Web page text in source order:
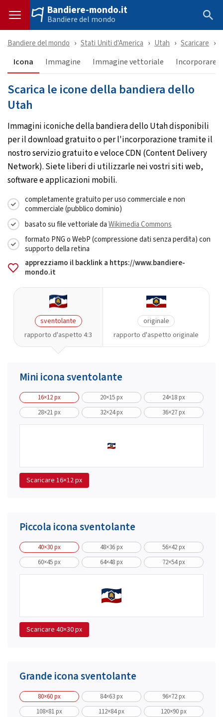
Bandiere-mondo.it
Bandiere del mondo
Bandiere del mondo Stati Uniti d'America Utah Scaricare
Icona Immagine Immagine vettoriale Incorporare
Scarica le icone della bandiera dello
Utah
Immagini iconiche della bandiera dello Utah disponibili
per il download gratuito o per l'incorporazione tramite il
nostro servizio gratuito e veloce CDN (Content Delivery
Network). Siete liberi di utilizzarle nei vostri siti web,
software e applicazioni mobili.
completamente gratuito per uso commerciale e non
commerciale (pubblico dominio)
basato su file vettoriale daWikimedia Commons
formato PNG o WebP (compressione dati senza perdita) con
supporto della retina
apprezziamo il backlink a https://www.bandiere-
mondo.it
sventolante
rapporto d'aspetto 4:3
originale
rapporto d'aspetto originale
Mini icona sventolante
16×12 px 20×15 px
24×18 px
28×21 px
32×24 px 36×27 px
Scaricare 16×12 px
Piccola icona sventolante
40×30 px 48×36 px
56×42 px
60×45 px
64×48 px 72×54 px
Scaricare 40×30 px
Grande icona sventolante
80×60 px 84×63 px
96×72 px
108×81 px
112×84 px 120×90 px